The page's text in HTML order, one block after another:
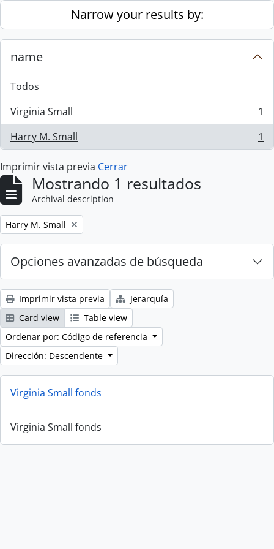
Skip to main contentNarrow your results by:
name
Todos
Virginia Small
, 1 resultados
1
Harry M. Small
, 1 resultados 1
Imprimir vista previa Cerrar
Mostrando 1 resultados
Archival description
Remove filter:
Harry M. Small
Opciones avanzadas de búsqueda
Imprimir vista previa
Jerarquía
Card view
Table view
Ordenar por: Código de referencia
Dirección: Descendente
Virginia Small fonds
Virginia Small fonds